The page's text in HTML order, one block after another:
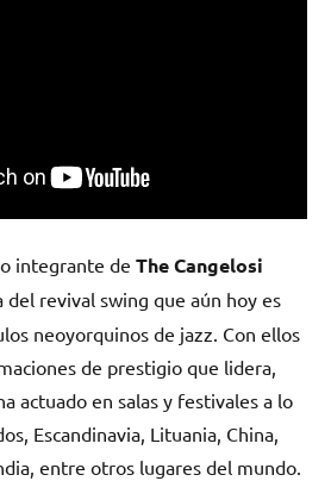
integrante de The Cangelosi
del revival swing que aún hoy es
neoyorquinos de jazz. Con ellos
de prestigio que lidera,
actuado en salas y festivales a lo
Escandinavia, Lituania, China,
entre otros lugares del mundo.